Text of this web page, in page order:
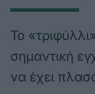
Το
σημαντική
να έχει